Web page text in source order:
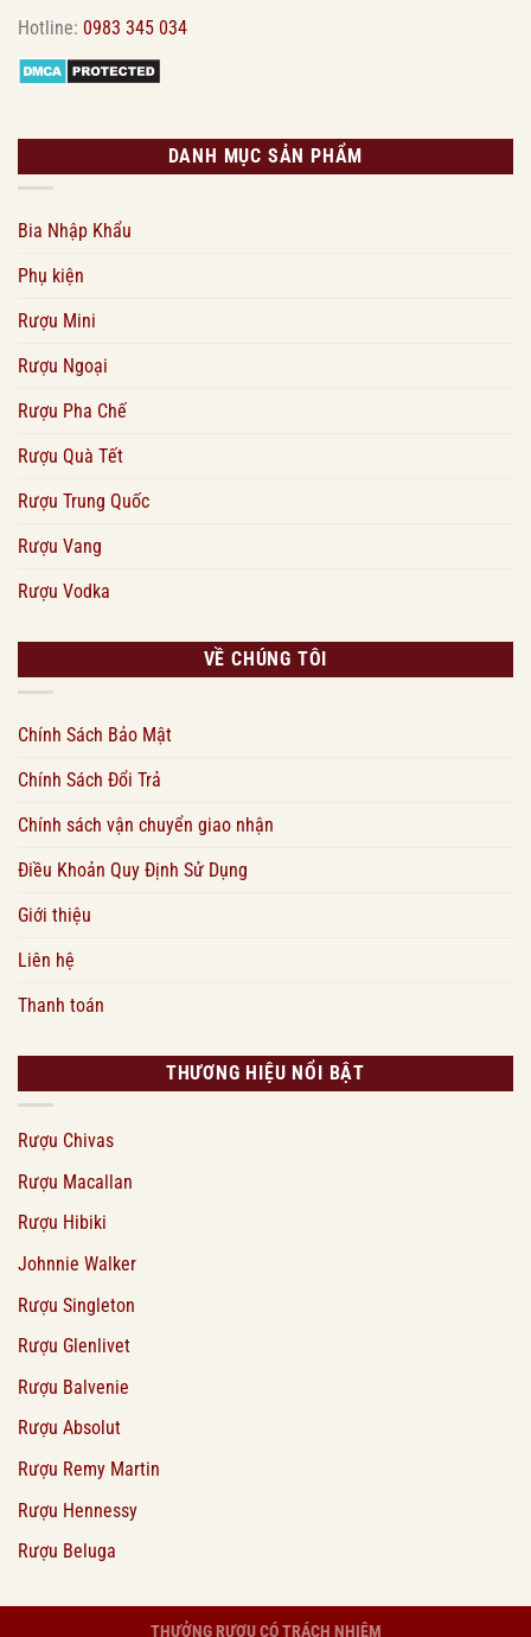
Hotline: 0983 345 034
DANH MỤC SẢN PHẨM
Bia Nhập Khẩu
Phụ kiện
Rượu Mini
Rượu Ngoại
Rượu Pha Chế
Rượu Quà Tết
Rượu Trung Quốc
Rượu Vang
Rượu Vodka
VỀ CHÚNG TÔI
Chính Sách Bảo Mật
Chính Sách Đổi Trả
Chính sách vận chuyển giao nhận
Điều Khoản Quy Định Sử Dụng
Giới thiệu
Liên hệ
Thanh toán
THƯƠNG HIỆU NỔI BẬT
Rượu Chivas
Rượu Macallan
Rượu Hibiki
Johnnie Walker
Rượu Singleton
Rượu Glenlivet
Rượu Balvenie
Rượu Absolut
Rượu Remy Martin
Rượu Hennessy
Rượu Beluga
THƯỞNG RƯỢU CÓ TRÁCH NHIỆM